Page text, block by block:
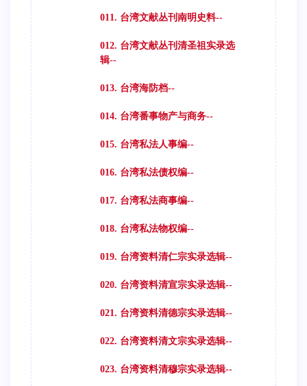
011. 台湾文献丛刊南明史料--
012. 台湾文献丛刊清圣祖实录选
辑--
013. 台湾海防档--
014. 台湾番事物产与商务--
015. 台湾私法人事编--
016. 台湾私法债权编--
017. 台湾私法商事编--
018. 台湾私法物权编--
019. 台湾资料清仁宗实录选辑--
020. 台湾资料清宣宗实录选辑--
021. 台湾资料清德宗实录选辑--
022. 台湾资料清文宗实录选辑--
023. 台湾资料清穆宗实录选辑--